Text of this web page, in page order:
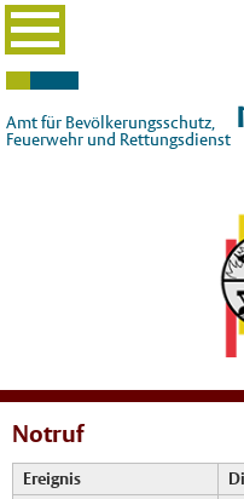
Amt für Bevölkerungsschutz,
Feuerwehr und Rettungsdienst
Notruf
Ereignis